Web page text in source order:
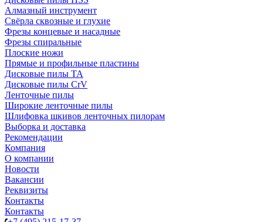
Алмазный инструмент
Свёрла сквозные и глухие
Фрезы концевые и насадные
Фрезы спиральные
Плоские ножи
Прямые и профильные пластины
Дисковые пилы TA
Дисковые пилы CrV
Ленточные пилы
Широкие ленточные пилы
Шлифовка шкивов ленточных пилорам
Выборка и доставка
Рекомендации
Компания
О компании
Новости
Вакансии
Реквизиты
Контакты
Контакты